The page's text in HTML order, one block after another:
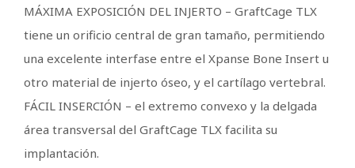
MÁXIMA EXPOSICIÓN DEL INJERTO – GraftCage TLX
tiene un orificio central de gran tamaño, permitiendo
una excelente interfase entre el Xpanse Bone Insert u
otro material de injerto óseo, y el cartílago vertebral.
FÁCIL INSERCIÓN – el extremo convexo y la delgada
área transversal del GraftCage TLX facilita su
implantación.